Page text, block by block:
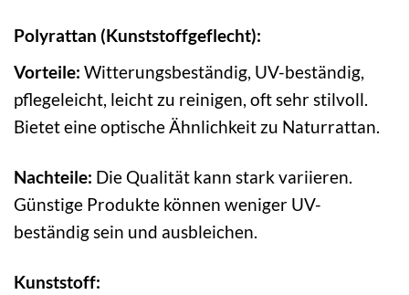
Polyrattan (Kunststoffgeflecht):
Vorteile: Witterungsbeständig, UV-beständig,
pflegeleicht, leicht zu reinigen, oft sehr stilvoll.
Bietet eine optische Ähnlichkeit zu Naturrattan.
Nachteile: Die Qualität kann stark variieren.
Günstige Produkte können weniger UV-
beständig sein und ausbleichen.
Kunststoff: